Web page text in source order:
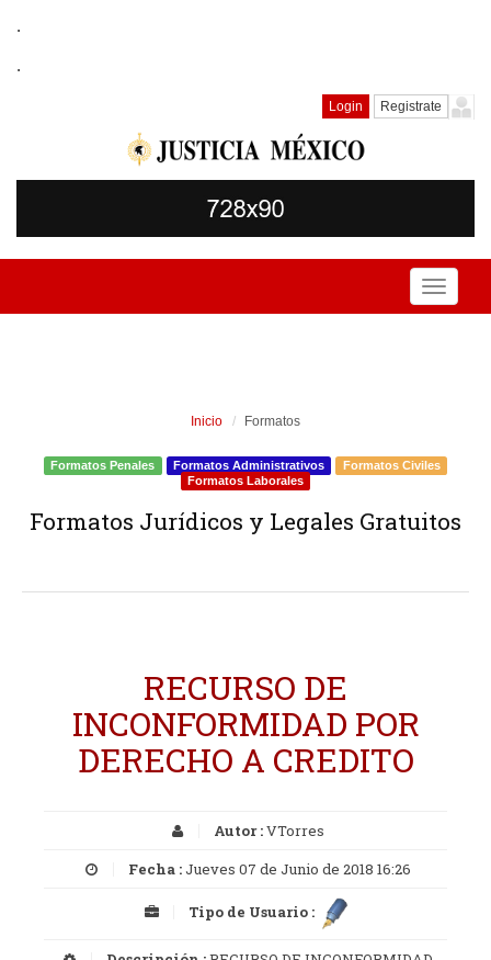
.
.
Login Registrate
Toggle
Inicio Formatos
Formatos Penales Formatos Administrativos
Formatos Civiles
Formatos Laborales
Formatos Jurídicos y Legales Gratuitos
RECURSO DE
INCONFORMIDAD POR
DERECHO A CREDITO
Autor :VTorres
Fecha :Jueves 07 de Junio de 2018 16:26
Tipo de Usuario :